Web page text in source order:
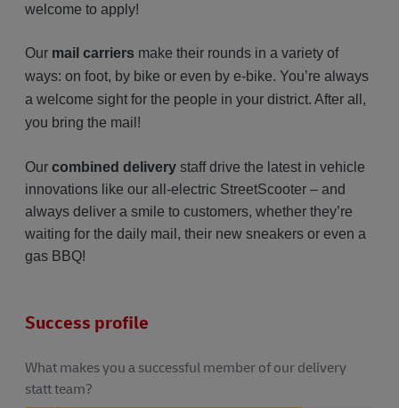
welcome to apply!
Our mail carriers make their rounds in a variety of
ways: on foot, by bike or even by e-bike. You’re always
a welcome sight for the people in your district. After all,
you bring the mail!
Our combined delivery staff drive the latest in vehicle
innovations like our all-electric StreetScooter – and
always deliver a smile to customers, whether they’re
waiting for the daily mail, their new sneakers or even a
gas BBQ!
Success profile
What makes you a successful member of our delivery
statt team?